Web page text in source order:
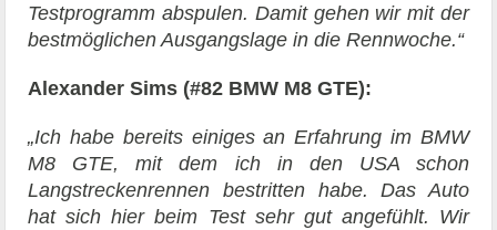
Testprogramm abspulen. Damit gehen wir mit der
bestmöglichen Ausgangslage in die Rennwoche.“
Alexander Sims (#82 BMW M8 GTE):
„Ich habe bereits einiges an Erfahrung im BMW
M8 GTE, mit dem ich in den USA schon
Langstreckenrennen bestritten habe. Das Auto
hat sich hier beim Test sehr gut angefühlt. Wir